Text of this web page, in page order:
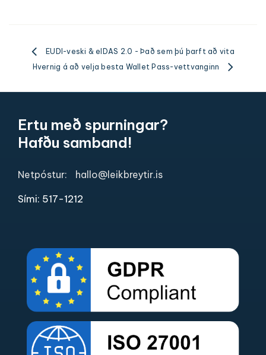
EUDI-veski & eIDAS 2.0 - Það sem þú þarft að vita
Hvernig á að velja besta Wallet Pass-vettvanginn
Ertu með spurningar?
Hafðu samband!
Netpóstur: hallo@leikbreytir.is
Sími: 517-1212​